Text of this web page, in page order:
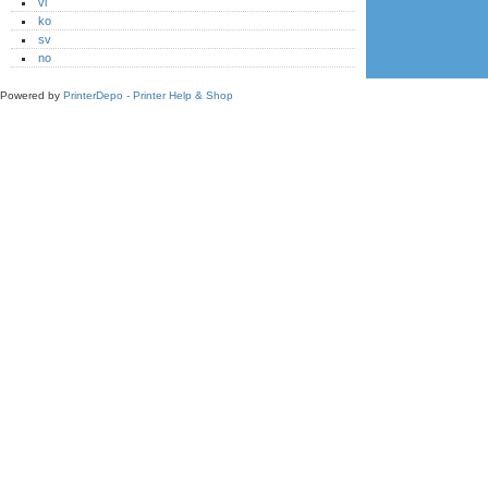
ko
sv
no
Powered by PrinterDepo - Printer Help & Shop